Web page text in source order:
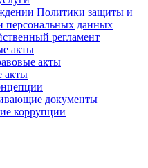
Политики защиты и
персональных данных
регламент
акты
акты
акты
документы
коррупции